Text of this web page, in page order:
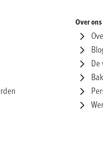
Over ons